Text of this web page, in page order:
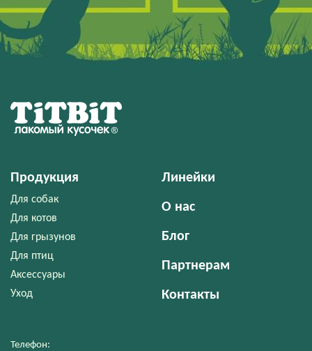
Телефон:
Продукция
Для собак
Для котов
Для грызунов
Для птиц
Аксессуары
Уход
Линейки
О нас
Блог
Партнерам
Контакты